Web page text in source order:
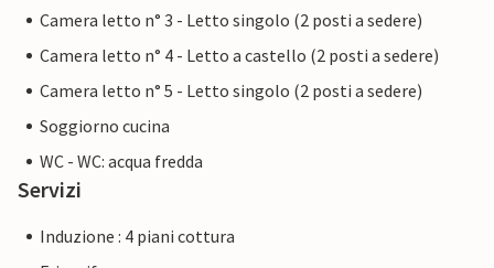
Camera letto n° 3 - Letto singolo (2 posti a sedere)
Camera letto n° 4 - Letto a castello (2 posti a sedere)
Camera letto n° 5 - Letto singolo (2 posti a sedere)
Soggiorno cucina
WC - WC: acqua fredda
Servizi
Induzione : 4 piani cottura